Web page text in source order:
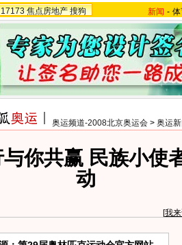
17173 焦点房地产 搜狗 新闻 -
奥运频道-2008北京奥运会 > 奥运
你共赢 民族小使
动
[我